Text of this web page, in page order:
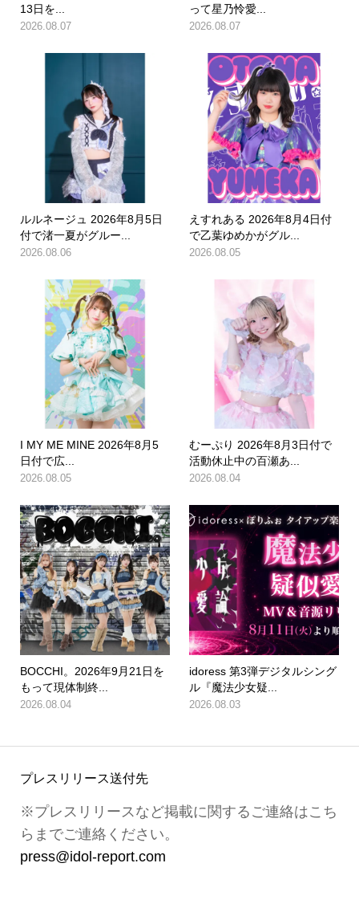
13日を...
2026.08.07
って星乃怜愛...
2026.08.07
ルルネージュ 2026年8月5日
付で渚一夏がグルー...
2026.08.06
えすれある 2026年8月4日付
で乙葉ゆめかがグル...
2026.08.05
I MY ME MINE 2026年8月5
日付で広...
2026.08.05
むーぷり 2026年8月3日付で
活動休止中の百瀬あ...
2026.08.04
BOCCHI。2026年9月21日を
もって現体制終...
2026.08.04
idoress 第3弾デジタルシング
ル『魔法少女疑...
2026.08.03
プレスリリース送付先
※プレスリリースなど掲載に関するご連絡はこち
らまでご連絡ください。
press@idol-report.com